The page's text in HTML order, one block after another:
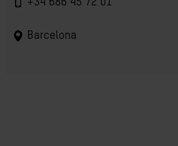
Barcelona